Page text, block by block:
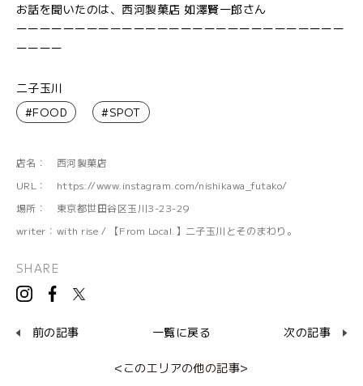
お話を聞いたのは、西河製菓店 如澤賢一郎さん
ーーーーーーーーーーーーーーーーーーーーーーーーーーーー
ーーーー
二子玉川
#FOOD #SPOT
店名：
西河製菓店
URL：
https://www.instagram.com/nishikawa_futako/
場所：
東京都世田谷区玉川3-23-29
writer： with rise / 【From Local.】二子玉川とそのまわり。
SHARE
前の記事 一覧に戻る 次の記事
<このエリアの他の記事>